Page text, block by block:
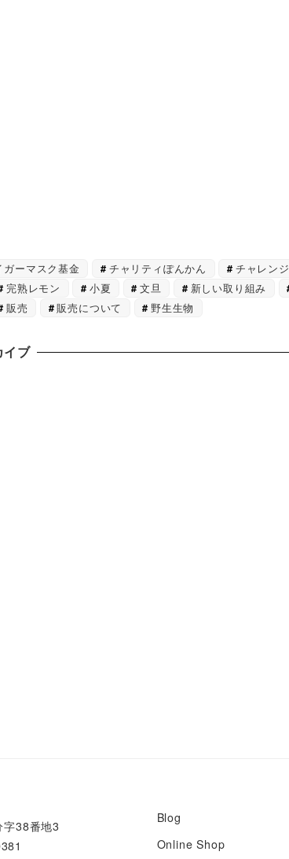
ガーマスク基金 チャリティぽんかん
チャレンジ
完熟レモン 小夏 文旦 新しい取り組み
販売 販売について 野生生物
イブ
字38番地3
Blog
Online Shop